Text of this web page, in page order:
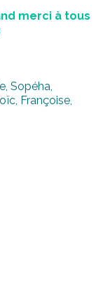
merci à tous
Sopéha,
Françoise,